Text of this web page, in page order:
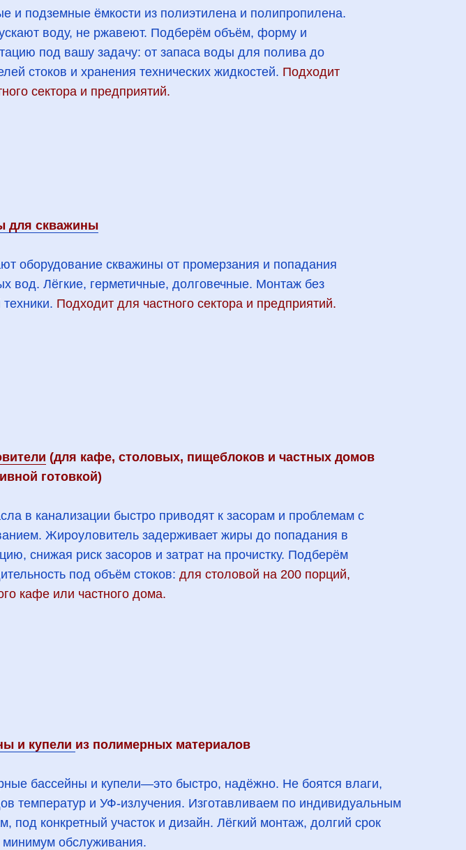
и купели из полимерных материалов
бассейны и купели—это быстро, надёжно. Не боятся влаги,
температур и УФ‑излучения. Изготавливаем по индивидуальным
под конкретный участок и дизайн. Лёгкий монтаж, долгий срок
обслуживания.
для скважины
оборудование скважины от промерзания и попадания
вод. Лёгкие, герметичные, долговечные. Монтаж без
Подходит для частного сектора и предприятий.
и подземные ёмкости из полиэтилена и полипропилена.
воду, не ржавеют. Подберём объём, форму и
под вашу задачу: от запаса воды для полива до
стоков и хранения технических жидкостей. Подходит
сектора и предприятий.
(для кафе, столовых, пищеблоков и частных домов
готовкой)
в канализации быстро приводят к засорам и проблемам с
Жироуловитель задерживает жиры до попадания в
снижая риск засоров и затрат на прочистку. Подберём
под объём стоков: для столовой на 200 порций,
кафе или частного дома.